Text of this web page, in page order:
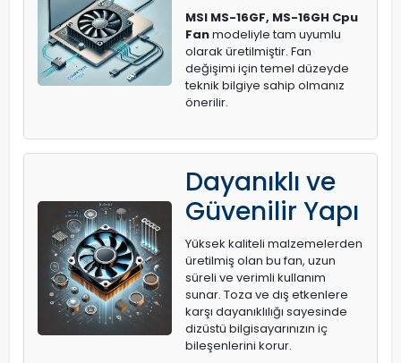
MSI MS-16GF, MS-16GH Cpu
Fanmodeliyle tam uyumlu
olarak üretilmiştir. Fan
değişimi için temel düzeyde
teknik bilgiye sahip olmanız
önerilir.
Dayanıklı ve
Güvenilir Yapı
Yüksek kaliteli malzemelerden
üretilmiş olan bu fan, uzun
süreli ve verimli kullanım
sunar. Toza ve dış etkenlere
karşı dayanıklılığı sayesinde
dizüstü bilgisayarınızın iç
bileşenlerini korur.